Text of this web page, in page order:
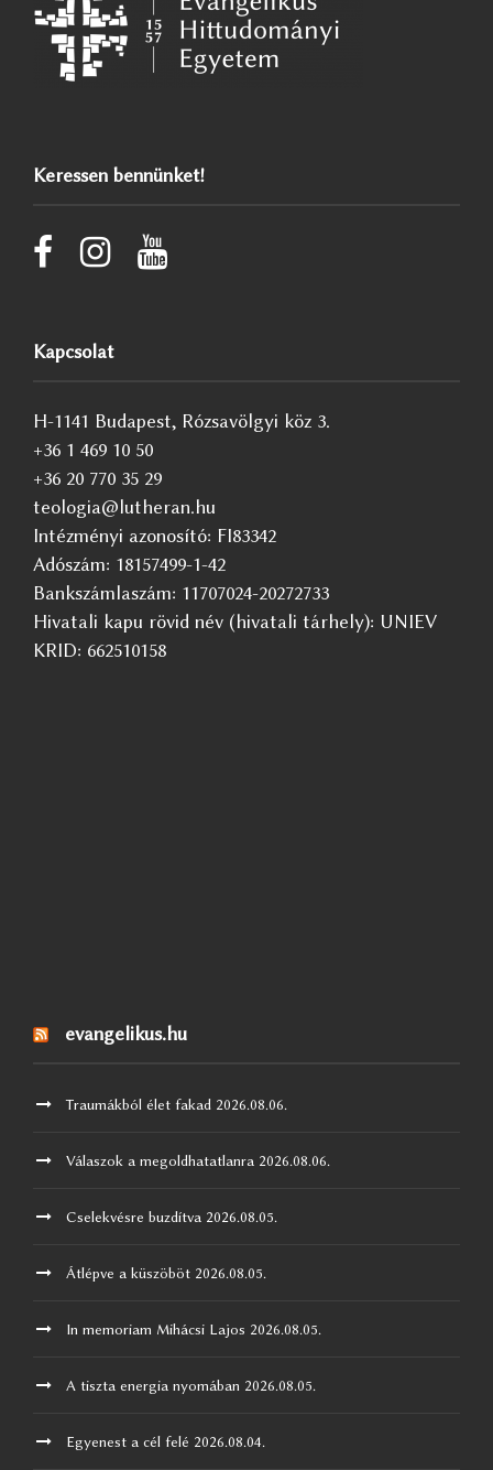
Keressen bennünket!
Kapcsolat
H-1141 Budapest, Rózsavölgyi köz 3.
+36 1 469 10 50
+36 20 770 35 29
teologia@lutheran.hu
Intézményi azonosító: FI83342
Adószám: 18157499-1-42
Bankszámlaszám: 11707024-20272733
Hivatali kapu rövid név (hivatali tárhely): UNIEV
KRID: 662510158
evangelikus.hu
Traumákból élet fakad 2026.08.06.
Válaszok a megoldhatatlanra 2026.08.06.
Cselekvésre buzdítva 2026.08.05.
Átlépve a küszöböt 2026.08.05.
In memoriam Mihácsi Lajos 2026.08.05.
A tiszta energia nyomában 2026.08.05.
Egyenest a cél felé 2026.08.04.